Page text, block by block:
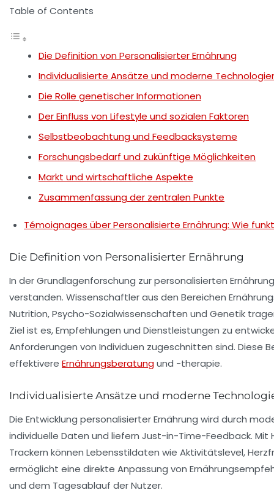
Table of Contents
Die Definition von Personalisierter Ernährung
Individualisierte Ansätze und moderne
Die Rolle genetischer Informationen
Der Einfluss von Lifestyle und sozialen Faktoren
Selbstbeobachtung und Feedbacksysteme
Forschungsbedarf und zukünftige Möglichkeiten
Markt und wirtschaftliche Aspekte
Zusammenfassung der zentralen Punkte
Témoignages über Personalisierte Ernährung: Wie
Die Definition von Personalisierter Ernährung
In der Grundlagenforschung zur personalisierten
verstanden. Wissenschaftler aus den Bereichen
Nutrition,Psycho-Sozialwissenschaften und Genetik
Ziel ist es, Empfehlungen und Dienstleistungen zu
Anforderungen von Individuen zugeschnitten sind. Diese
effektivere Ernährungsberatungund -therapie.
Individualisierte Ansätze und moderne
Die Entwicklung personalisierter Ernährung wird durch
individuelle Daten und liefern Just-in-Time-Feedback. Mit
Trackern können Lebensstildaten wie Aktivitätslevel,
ermöglicht eine direkte Anpassung von
und dem Tagesablauf der Nutzer.